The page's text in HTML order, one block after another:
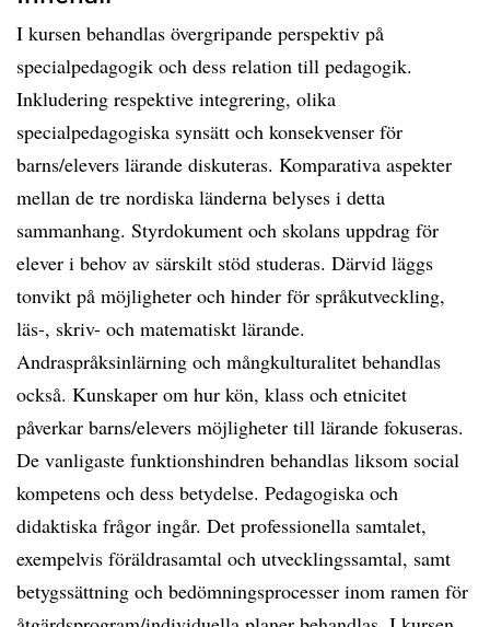
I kursen behandlas övergripande perspektiv på
specialpedagogik och dess relation till pedagogik.
Inkludering respektive integrering, olika
specialpedagogiska synsätt och konsekvenser för
barns/elevers lärande diskuteras. Komparativa aspekter
mellan de tre nordiska länderna belyses i detta
sammanhang. Styrdokument och skolans uppdrag för
elever i behov av särskilt stöd studeras. Därvid läggs
tonvikt på möjligheter och hinder för språkutveckling,
läs-, skriv- och matematiskt lärande.
Andraspråksinlärning och mångkulturalitet behandlas
också. Kunskaper om hur kön, klass och etnicitet
påverkar barns/elevers möjligheter till lärande fokuseras.
De vanligaste funktionshindren behandlas liksom social
kompetens och dess betydelse. Pedagogiska och
didaktiska frågor ingår. Det professionella samtalet,
exempelvis föräldrasamtal och utvecklingssamtal, samt
betygssättning och bedömningsprocesser inom ramen för